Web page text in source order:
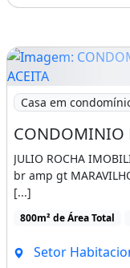
Imagem:
Casa em
JULIO ROCHA
br amp gt
[...]
800m² de Área Total
Setor